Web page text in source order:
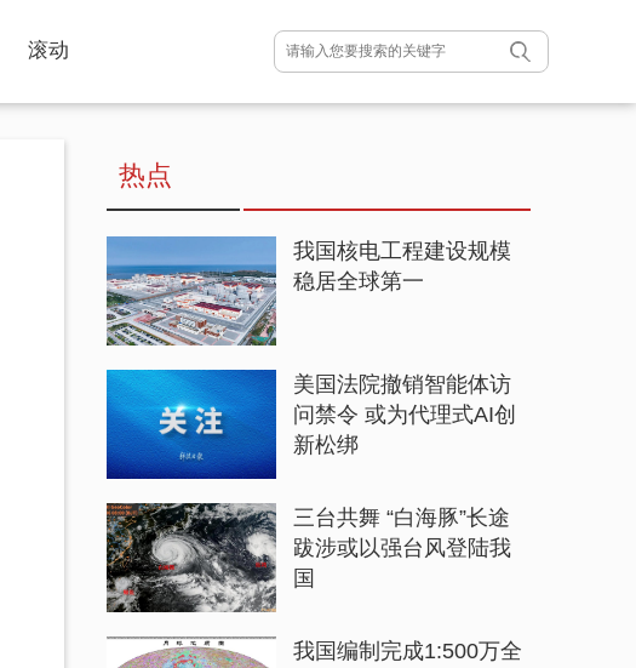
滚动
热点
我国核电工程建设规模
稳居全球第一
美国法院撤销智能体访
问禁令 或为代理式AI创
新松绑
三台共舞 “白海豚”长途
跋涉或以强台风登陆我
国
我国编制完成1:500万全